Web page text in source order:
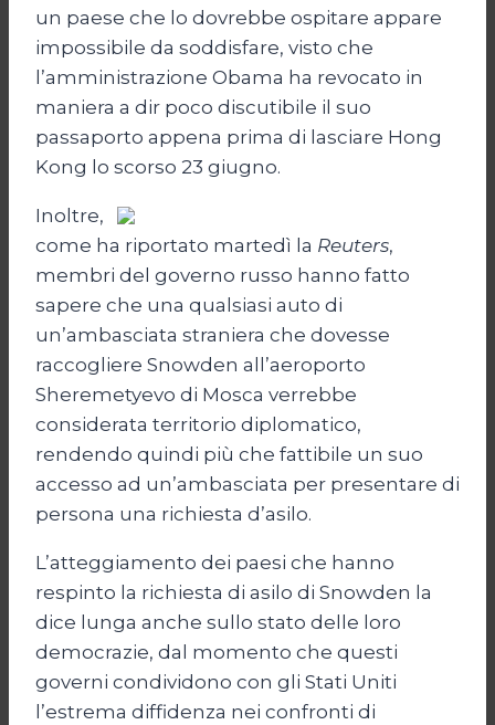
un paese che lo dovrebbe ospitare appare
impossibile da soddisfare, visto che
l’amministrazione Obama ha revocato in
maniera a dir poco discutibile il suo
passaporto appena prima di lasciare Hong
Kong lo scorso 23 giugno.
Inoltre,
come ha riportato martedì la Reuters,
membri del governo russo hanno fatto
sapere che una qualsiasi auto di
un’ambasciata straniera che dovesse
raccogliere Snowden all’aeroporto
Sheremetyevo di Mosca verrebbe
considerata territorio diplomatico,
rendendo quindi più che fattibile un suo
accesso ad un’ambasciata per presentare di
persona una richiesta d’asilo.
L’atteggiamento dei paesi che hanno
respinto la richiesta di asilo di Snowden la
dice lunga anche sullo stato delle loro
democrazie, dal momento che questi
governi condividono con gli Stati Uniti
l’estrema diffidenza nei confronti di